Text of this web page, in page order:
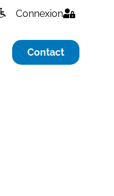
Connexion
Contact